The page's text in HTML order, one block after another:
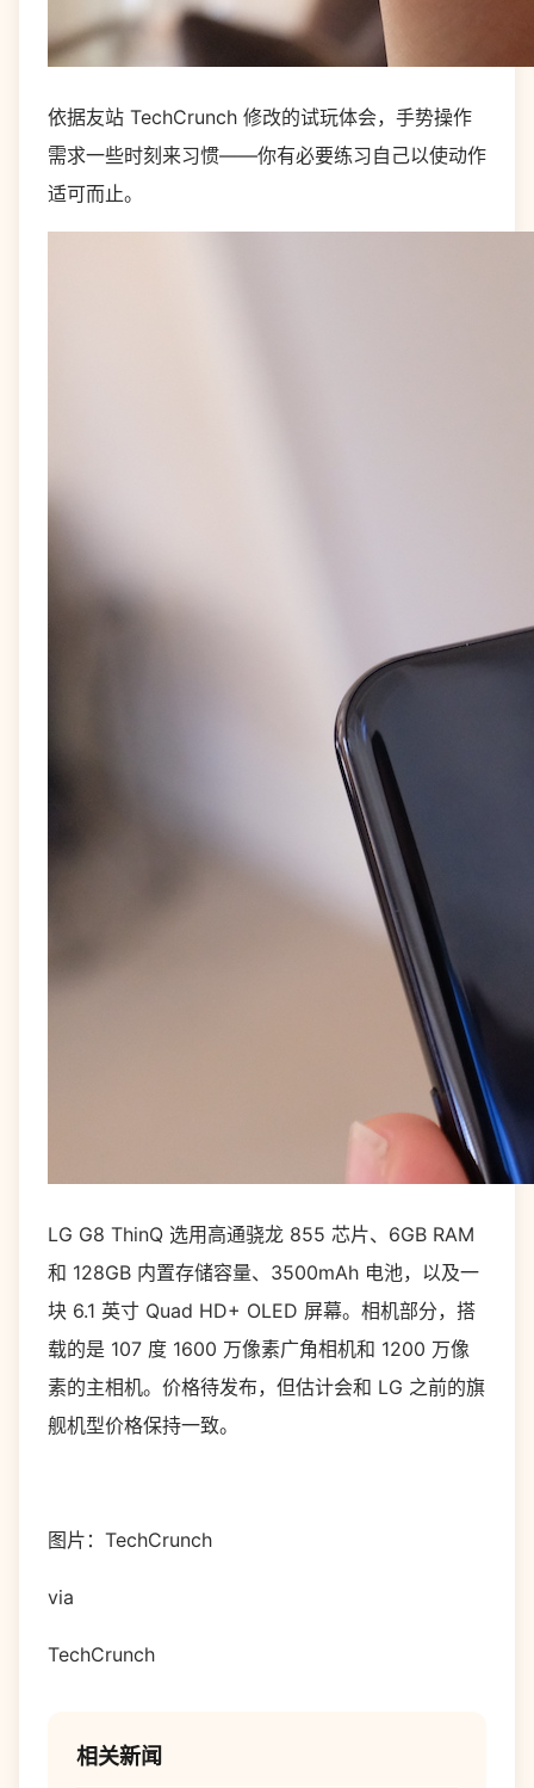
依据友站 TechCrunch 修改的试玩体会，手势操作
需求一些时刻来习惯——你有必要练习自己以使动作
适可而止。
LG G8 ThinQ 选用高通骁龙 855 芯片、6GB RAM
和 128GB 内置存储容量、3500mAh 电池，以及一
块 6.1 英寸 Quad HD+ OLED 屏幕。相机部分，搭
载的是 107 度 1600 万像素广角相机和 1200 万像
素的主相机。价格待发布，但估计会和 LG 之前的旗
舰机型价格保持一致。
图片：TechCrunch
via
TechCrunch
相关新闻